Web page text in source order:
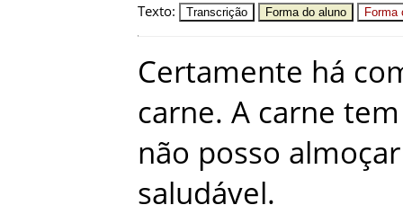
Texto: Transcrição Forma do aluno Forma
Certamente há
carne. A carne tem
não posso almoçar
saludável.